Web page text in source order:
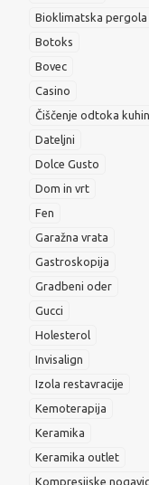
Bioklimatska pergola
Botoks
Bovec
Casino
Čiščenje odtoka
Dateljni
Dolce Gusto
Dom in vrt
Fen
Garažna vrata
Gastroskopija
Gradbeni oder
Gucci
Holesterol
Invisalign
Izola restavracije
Kemoterapija
Keramika
Keramika outlet
Kompresijske